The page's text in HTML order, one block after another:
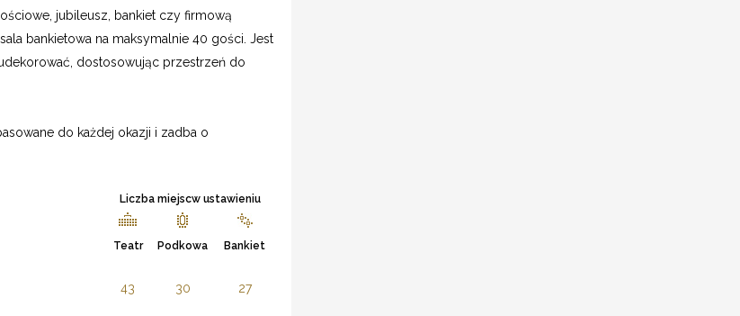
jubileusz, bankiet czy firmową
bankietowa na maksymalnie 40 gości. Jest
dostosowując przestrzeń do
do każdej okazji i zadba o
Liczba miejscw ustawieniu
Teatr Podkowa Bankiet
43 30 27